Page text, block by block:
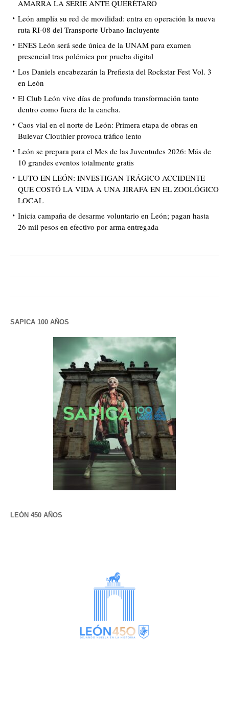
AMARRA LA SERIE ANTE QUERÉTARO
León amplía su red de movilidad: entra en operación la nueva
ruta RI-08 del Transporte Urbano Incluyente
ENES León será sede única de la UNAM para examen
presencial tras polémica por prueba digital
Los Daniels encabezarán la Prefiesta del Rockstar Fest Vol. 3
en León
El Club León vive días de profunda transformación tanto
dentro como fuera de la cancha.
Caos vial en el norte de León: Primera etapa de obras en
Bulevar Clouthier provoca tráfico lento
León se prepara para el Mes de las Juventudes 2026: Más de
10 grandes eventos totalmente gratis
LUTO EN LEÓN: INVESTIGAN TRÁGICO ACCIDENTE
QUE COSTÓ LA VIDA A UNA JIRAFA EN EL ZOOLÓGICO
LOCAL
Inicia campaña de desarme voluntario en León; pagan hasta
26 mil pesos en efectivo por arma entregada
SAPICA 100 AÑOS
LEÓN 450 AÑOS